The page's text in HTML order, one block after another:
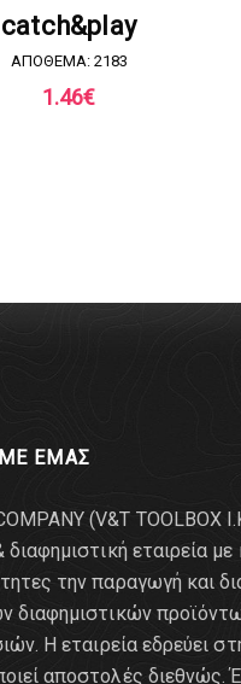
ΠΡΟΣΦΟΡΑ
catch&play
ΑΠΟΘΕΜΑ: 2183
1.46€
ΕΜΑΣ
(V&T TOOLBOX
διαφημιστική εταιρεία με
την παραγωγή και
διαφημιστικών
Η εταιρεία εδρεύει
αποστολές διεθνώς.